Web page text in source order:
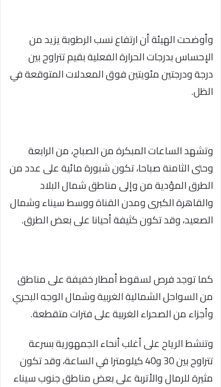
وأوضحت الهيئة أن ارتفاع نسب الرطوبة يزيد من
الإحساس بدرجات الحرارة الفعلية بقيم تتراوح بين
درجة ودرجتين مئويتين فوق المعدلات المتوقعة في
الظل.
وتشهد الساعات المبكرة من الصباح، من الرابعة
وحتى الثامنة صباحا، تكون شبورة مائية على عدد من
الطرق المؤدية من وإلى مناطق شمال البلاد
والقاهرة الكبرى ومدن القناة ووسط سيناء وشمال
الصعيد، وقد تكون كثيفة أحيانا على بعض الطرق.
كما توجد فرص لسقوط أمطار خفيفة على مناطق
من السواحل الشمالية الغربية وشمال الوجه البحري
وأجزاء من الصحراء الغربية على فترات متقطعة.
وتنشط الرياح على أغلب أنحاء الجمهورية بسرعة
تتراوح بين 30 و40 كيلومترا في الساعة، وقد تكون
مثيرة للرمال والأتربة على بعض مناطق جنوب سيناء